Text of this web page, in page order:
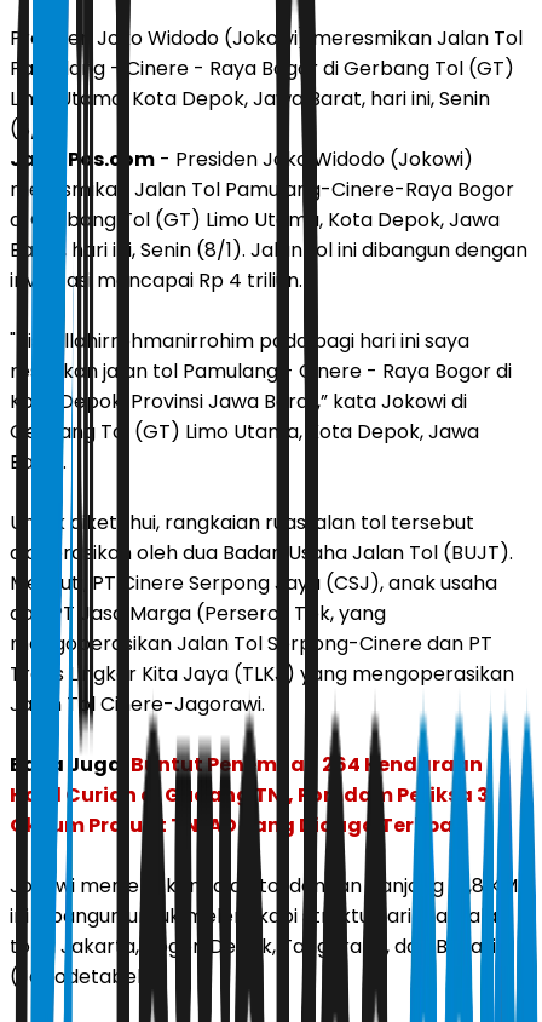
Presiden Joko Widodo (Jokowi) meresmikan Jalan Tol
Pamulang - Cinere - Raya Bogor di Gerbang Tol (GT)
Limo Utama, Kota Depok, Jawa Barat, hari ini, Senin
(8/1).
JawaPos.com - Presiden Joko Widodo (Jokowi)
meresmikan Jalan Tol Pamulang-Cinere-Raya Bogor
di Gerbang Tol (GT) Limo Utama, Kota Depok, Jawa
Barat, hari ini, Senin (8/1). Jalan tol ini dibangun dengan
investasi mencapai Rp 4 triliun.
"Bismillahirrohmanirrohim pada pagi hari ini saya
resmikan jalan tol Pamulang - Cinere - Raya Bogor di
Kota Depok, Provinsi Jawa Barat,” kata Jokowi di
Gerbang Tol (GT) Limo Utama, Kota Depok, Jawa
Barat.
Untuk diketahui, rangkaian ruas jalan tol tersebut
dioperasikan oleh dua Badan Usaha Jalan Tol (BUJT).
Meliputi, PT Cinere Serpong Jaya (CSJ), anak usaha
dari PT Jasa Marga (Persero) Tbk, yang
mengoperasikan Jalan Tol Serpong-Cinere dan PT
Trans Lingkar Kita Jaya (TLKJ) yang mengoperasikan
Jalan Tol Cinere-Jagorawi.
Baca Juga: Buntut Penemuan 264 Kendaraan
Hasil Curian di Gudang TNI, Pomdam Periksa 3
Oknum Prajurit TNI AD yang Diduga Terlibat
Jokowi menjelaskan, jalan tol dengan panjang 14,8 KM
ini dibangun untuk melengkapi struktur jaringan jalan
tol di Jakarta, Bogor, Depok, Tangerang, dan Bekasi
(Jabodetabek).